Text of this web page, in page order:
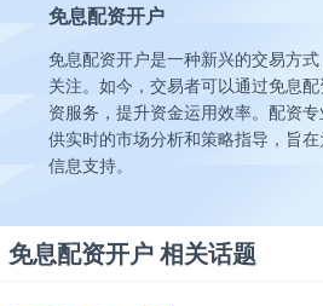
免息配资开户
免息配资开户是一种新兴的交易方
关注。如今，交易者可以通过免息
资服务，提升资金运用效率。配资
供实时的市场分析和策略指导，旨
信息支持。
免息配资开户 相关话题